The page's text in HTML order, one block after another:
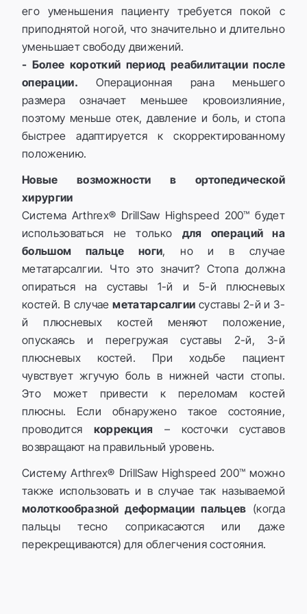
его уменьшения пациенту требуется покой с
приподнятой ногой, что значительно и длительно
уменьшает свободу движений.
- Более короткий период реабилитации после
операции. Операционная рана меньшего
размера означает меньшее кровоизлияние,
поэтому меньше отек, давление и боль, и стопа
быстрее адаптируется к скорректированному
положению.
Новые возможности в ортопедической
хирургии
Система Arthrex® DrillSaw Highspeed 200™ будет
использоваться не только для операций на
большом пальце ноги, но и в случае
метатарсалгии. Что это значит? Стопа должна
опираться на суставы 1-й и 5-й плюсневых
костей. В случаеметатарсалгии суставы 2-й и 3-
й плюсневых костей меняют положение,
опускаясь и перегружая суставы 2-й, 3-й
плюсневых костей. При ходьбе пациент
чувствует жгучую боль в нижней части стопы.
Это может привести к переломам костей
плюсны. Если обнаружено такое состояние,
проводится коррекция – косточки суставов
возвращают на правильный уровень.
Систему Arthrex® DrillSaw Highspeed 200™ можно
также использовать и в случае так называемой
молоткообразной деформации пальцев (когда
пальцы тесно соприкасаются или даже
перекрещиваются) для облегчения состояния.